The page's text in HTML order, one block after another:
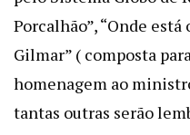
Porcalhão”, “Onde
Gilmar” ( composta
homenagem ao
tantas outras serão